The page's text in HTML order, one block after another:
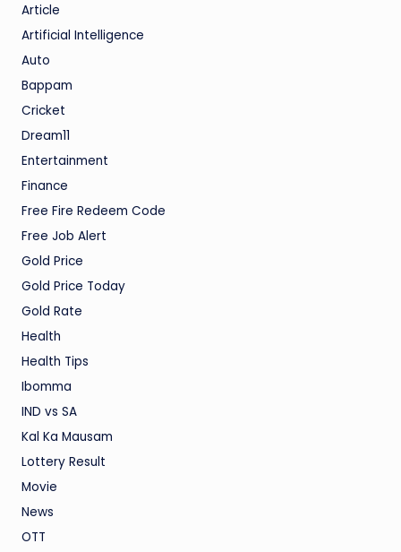
Article
Artificial Intelligence
Auto
Bappam
Cricket
Dream11
Entertainment
Finance
Free Fire Redeem Code
Free Job Alert
Gold Price
Gold Price Today
Gold Rate
Health
Health Tips
Ibomma
IND vs SA
Kal Ka Mausam
Lottery Result
Movie
News
OTT